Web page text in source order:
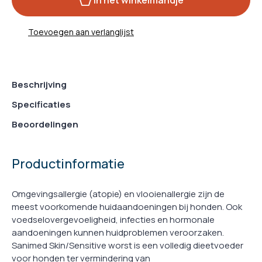
Toevoegen aan verlanglijst
Beschrijving
Specificaties
Beoordelingen
Productinformatie
Omgevingsallergie (atopie) en vlooienallergie zijn de
meest voorkomende huidaandoeningen bij honden. Ook
voedselovergevoeligheid, infecties en hormonale
aandoeningen kunnen huidproblemen veroorzaken.
Sanimed Skin/Sensitive worst is een volledig dieetvoeder
voor honden ter vermindering van